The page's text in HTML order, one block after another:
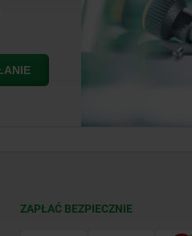
ZAPŁAĆ BEZPIECZNIE